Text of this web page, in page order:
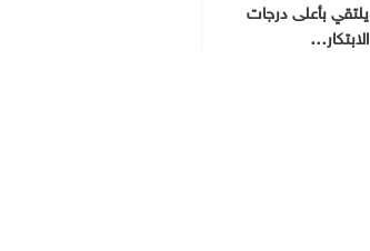
يلتقي بأعلى درجات
الابتكار…